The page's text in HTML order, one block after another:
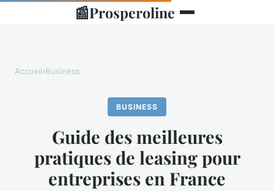
📰Prosperoline
Accueil›Business
BUSINESS
Guide des meilleures
pratiques de leasing pour
entreprises en France